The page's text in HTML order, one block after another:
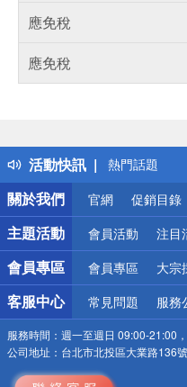
應免稅
應免稅
活動快訊
得獎公告
熱門話題
銀行優惠
偏遠地區配送
詐騙網頁！
關於我們
官網 促銷目錄
主題活動 會員活動 注目
會員專區 會員專區 大宗
客服中心 常見問題 服務
服務時間： 週一至週日 09:00-21:00
公司地址： 台北市北投區大業路136